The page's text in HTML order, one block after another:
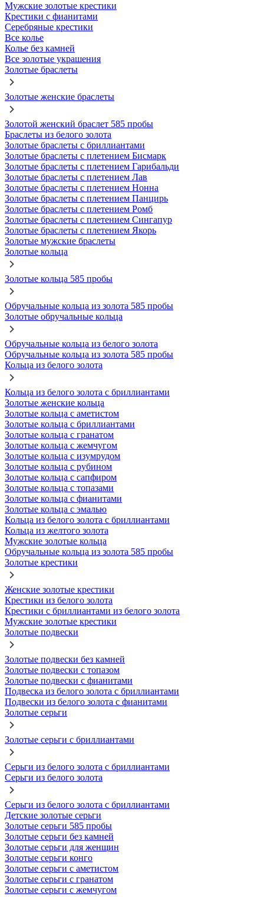
Мужские золотые крестики
Крестики с фианитами
Серебряные крестики
Все колье
Колье без камней
Все золотые украшения
Золотые браслеты
Золотые женские браслеты
Золотой женский браслет 585 пробы
Браслеты из белого золота
Золотые браслеты с бриллиантами
Золотые браслеты с плетением Бисмарк
Золотые браслеты с плетением Гарибальди
Золотые браслеты с плетением Лав
Золотые браслеты с плетением Нонна
Золотые браслеты с плетением Панцирь
Золотые браслеты с плетением Ромб
Золотые браслеты с плетением Сингапур
Золотые браслеты с плетением Якорь
Золотые мужские браслеты
Золотые кольца
Золотые кольца 585 пробы
Обручальные кольца из золота 585 пробы
Золотые обручальные кольца
Обручальные кольца из белого золота
Обручальные кольца из золота 585 пробы
Кольца из белого золота
Кольца из белого золота с бриллиантами
Золотые женские кольца
Золотые кольца с аметистом
Золотые кольца с бриллиантами
Золотые кольца с гранатом
Золотые кольца с жемчугом
Золотые кольца с изумрудом
Золотые кольца с рубином
Золотые кольца с сапфиром
Золотые кольца с топазами
Золотые кольца с фианитами
Золотые кольца с эмалью
Кольца из белого золота с бриллиантами
Кольца из желтого золота
Мужские золотые кольца
Обручальные кольца из золота 585 пробы
Золотые крестики
Женские золотые крестики
Крестики из белого золота
Крестики с бриллиантами из белого золота
Мужские золотые крестики
Золотые подвески
Золотые подвески без камней
Золотые подвески с топазом
Золотые подвески с фианитами
Подвеска из белого золота с бриллиантами
Подвески из белого золота с фианитами
Золотые серьги
Золотые серьги с бриллиантами
Серьги из белого золота с бриллиантами
Серьги из белого золота
Серьги из белого золота с бриллиантами
Детские золотые серьги
Золотые серьги 585 пробы
Золотые серьги без камней
Золотые серьги для женщин
Золотые серьги конго
Золотые серьги с аметистом
Золотые серьги с гранатом
Золотые серьги с жемчугом